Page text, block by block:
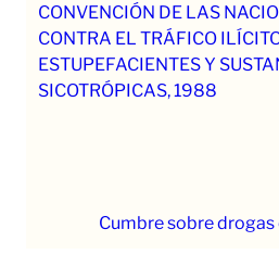
CONVENCIÓN DE LAS
CONTRA EL TRÁFICO
ESTUPEFACIENTES Y
SICOTRÓPICAS, 1988
Cumbre sobre drogas